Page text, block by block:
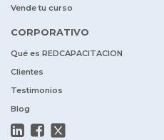
Vende tu curso
CORPORATIVO
Qué es REDCAPACITACION
Clientes
Testimonios
Blog